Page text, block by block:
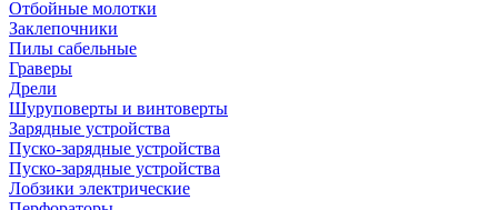
Отбойные молотки
Заклепочники
Пилы сабельные
Граверы
Дрели
Шуруповерты и винтоверты
Зарядные устройства
Пуско-зарядные устройства
Пуско-зарядные устройства
Лобзики электрические